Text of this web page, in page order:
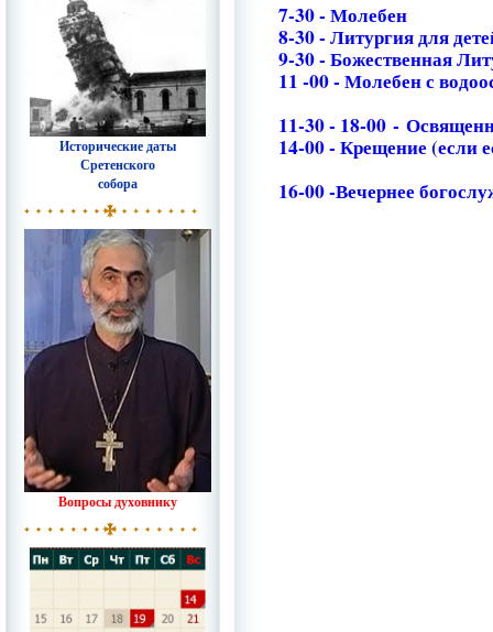
Исторические даты
Сретенского
собора
Вопросы духовнику
7-30 - Молебен
8-30 - Литургия для
9-30 - Божественная
11 -00 - Молебен с
11-30 - 18-00 -
14-00 - Крещение (если
16-00 -Вечернее